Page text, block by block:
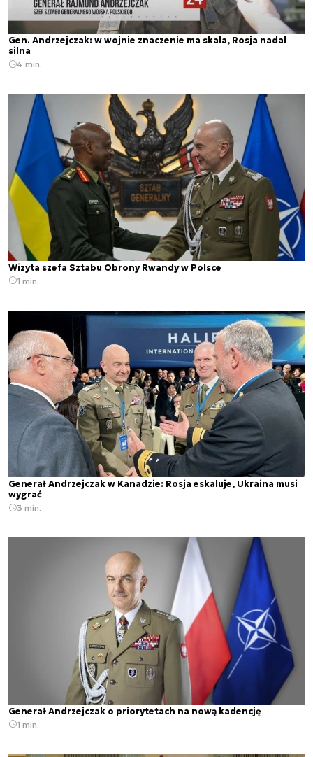
Gen. Andrzejczak: w wojnie znaczenie ma skala, Rosja nadal
silna
4 min.
Wizyta szefa Sztabu Obrony Rwandy w Polsce
1 min.
Generał Andrzejczak w Kanadzie: Rosja eskaluje, Ukraina musi
wygrać
3 min.
Generał Andrzejczak o priorytetach na nową kadencję
1 min.